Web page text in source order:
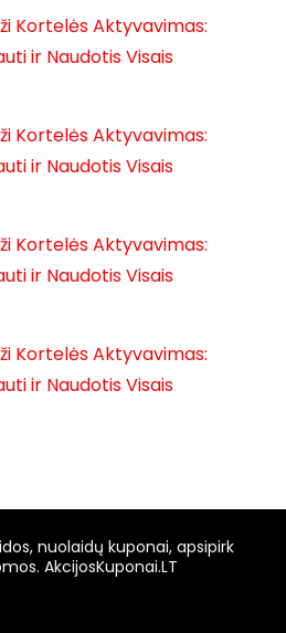
Kortelės Aktyvavimas:
ir Naudotis Visais
Kortelės Aktyvavimas:
ir Naudotis Visais
Kortelės Aktyvavimas:
ir Naudotis Visais
Kortelės Aktyvavimas:
ir Naudotis Visais
nuolaidų kuponai, apsipirk
AkcijosKuponai.LT